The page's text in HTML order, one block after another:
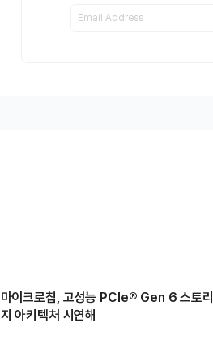
마이크로칩, 고성능 PCIe® Gen 6 스토리
지 아키텍처 시연해